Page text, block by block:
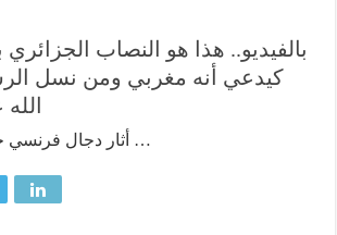
بالفيديو.. هذا هو النصاب الجزائري
كيدعي أنه مغربي ومن نسل
أثار دجال فرنسي جزائري يدعي …